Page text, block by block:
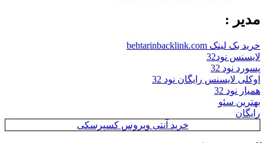
مدیر :
خرید بک لینک behtarinbacklink.com
لایسنس نود32
پسورد نود 32
اوکلی لایسنس رایگان نود 32
همیار نود 32
بهترین سئو
رایگان
خرید آنتی ویروس کسپرسکی